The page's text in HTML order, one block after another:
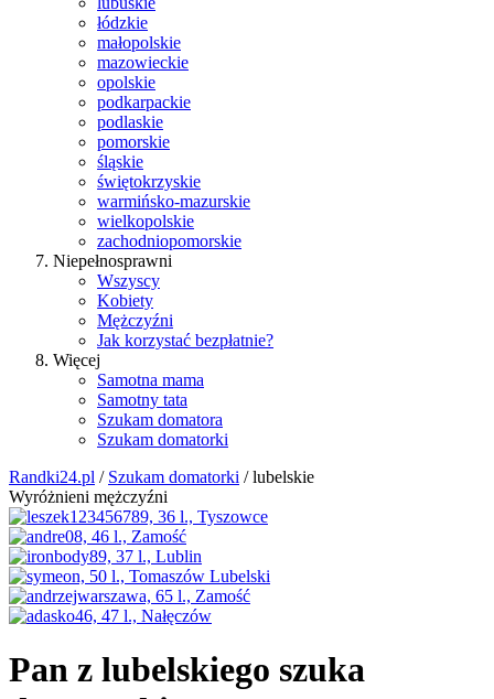
łódzkie
małopolskie
mazowieckie
opolskie
podkarpackie
podlaskie
pomorskie
śląskie
świętokrzyskie
warmińsko-mazurskie
wielkopolskie
zachodniopomorskie
Niepełnosprawni
Wszyscy
Kobiety
Mężczyźni
Jak korzystać bezpłatnie?
Więcej
Samotna mama
Samotny tata
Szukam domatora
Szukam domatorki
Randki24.pl / Szukam domatorki / lubelskie
Wyróżnieni mężczyźni
Pan z lubelskiego szuka